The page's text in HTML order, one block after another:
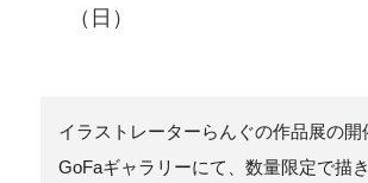
（日）
イラストレーターらんぐの作品展の開
GoFaギャラリーにて、数量限定で描